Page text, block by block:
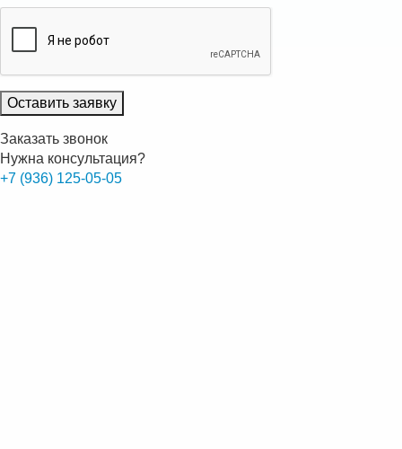
Оставить заявку
Заказать звонок
Нужна консультация?
+7 (936) 125-05-05